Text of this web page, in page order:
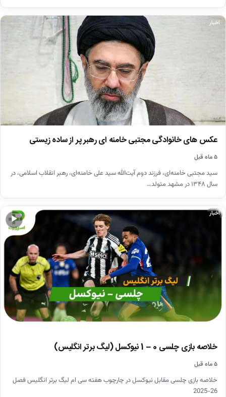
اخبار
عکس های خانوادگی مجتبی خامنه ای رهبر پر از ساده زیستی
۵ ماه قبل
سید مجتبی خامنه‌ای، فرزند دوم آیت‌الله سید علی خامنه‌ای، رهبر انقلاب اسلامی، در
سال ۱۳۴۸ در مشهد متولد…
▶
اخبار
خلاصه بازی چلسی 0 – 1 نیوکسل (لیگ برتر انگلیس)
۵ ماه قبل
خلاصه بازی چلسی مقابل نیوکسل در چارچوب هفته سی ام لیگ برتر انگلیس فصل
26-2025